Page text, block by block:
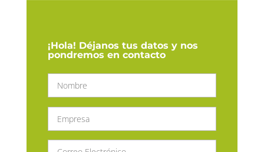
¡Hola! Déjanos tus datos y nos
pondremos en contacto